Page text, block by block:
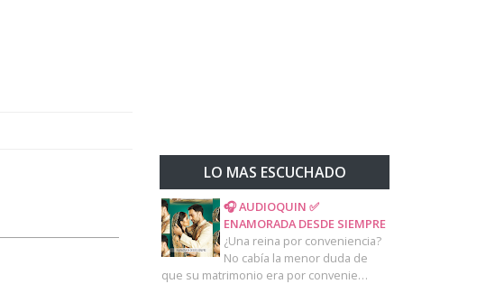
LO MAS ESCUCHADO
🎧 AUDIOQUIN ✅
ENAMORADA DESDE SIEMPRE
¿Una reina por conveniencia?
No cabía la menor duda de
que su matrimonio era por convenie…